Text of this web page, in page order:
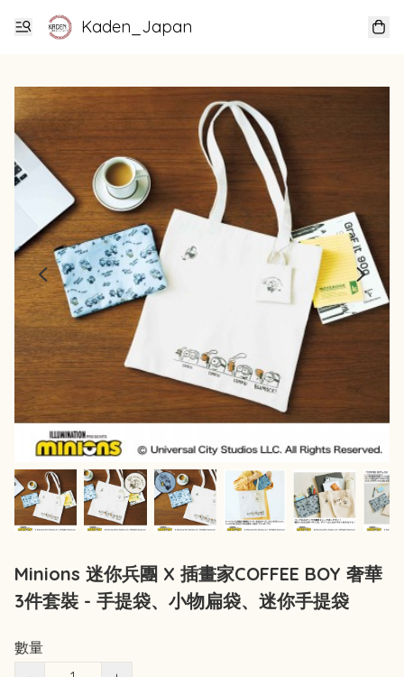
Kaden_Japan
Minions 迷你兵團 X 插畫家COFFEE BOY 奢華
3件套裝 - 手提袋、小物扁袋、迷你手提袋
數量